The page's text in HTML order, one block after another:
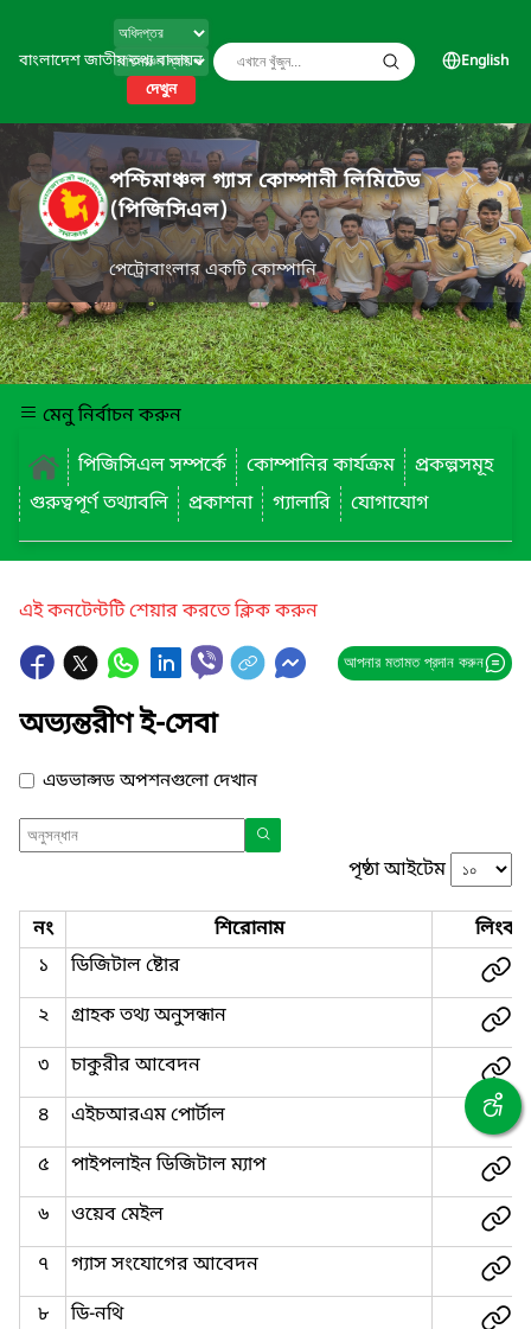
বাংলাদেশ জাতীয় তথ্য বাতায়ন
দেখুন
English
পশ্চিমাঞ্চল গ্যাস কোম্পানী লিমিটেড
(পিজিসিএল)
পেট্রোবাংলার একটি কোম্পানি
মেনু নির্বাচন করুন
পিজিসিএল সম্পর্কে
কোম্পানির কার্যক্রম
প্রকল্পসমূহ
গুরুত্বপূর্ণ তথ্যাবলি
প্রকাশনা গ্যালারি যোগাযোগ
এই কনটেন্টটি শেয়ার করতে ক্লিক করুন
আপনার মতামত প্রদান করুন
অভ্যন্তরীণ ই-সেবা
এডভান্সড অপশনগুলো দেখান
পৃষ্ঠা আইটেম
নং শিরোনাম
লিংক
১
ডিজিটাল ষ্টোর
২
গ্রাহক তথ্য অনুসন্ধান
৩
চাকুরীর আবেদন
৪
এইচআরএম পোর্টাল
৫
পাইপলাইন ডিজিটাল ম্যাপ
৬
ওয়েব মেইল
৭
গ্যাস সংযোগের আবেদন
৮
ডি-নথি